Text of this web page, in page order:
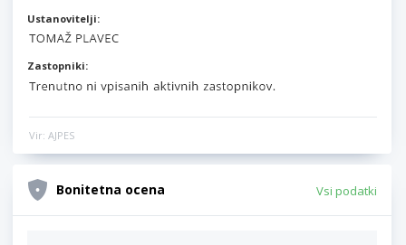
Ustanovitelji:
Zastopniki:
Vir: AJPES
Bonitetna ocena Vsi podatki